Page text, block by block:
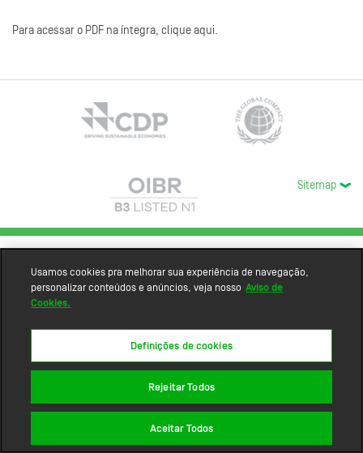
Para acessar o PDF na íntegra, clique aqui.
Sitemap
Usamos cookies pra melhorar sua experiência de navegação,
personalizar conteúdos e anúncios, veja nosso Aviso de
Cookies.
Definições de cookies
Rejeitar Todos
Aceitar Todos